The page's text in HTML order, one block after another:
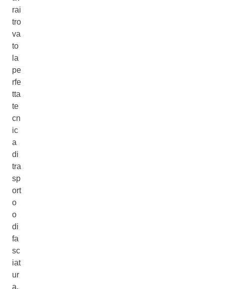
rai
tro
va
to
la
pe
rfe
tta
te
cn
ic
a
di
tra
sp
ort
o
o
di
fa
sc
iat
ur
a.